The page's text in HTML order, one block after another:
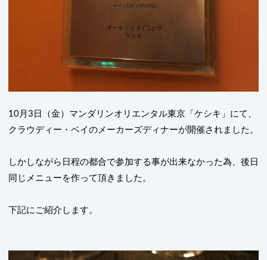
10 月 3 日（金）マンダリンオリエンタル東京「ケシキ」にて、
クラウディー・ベイのメーカーズディナーが開催されました。
しかしながら日程の都合で参加する事が出来なかった為、後日
同じメニューを作って頂きました。
下記にご紹介します。